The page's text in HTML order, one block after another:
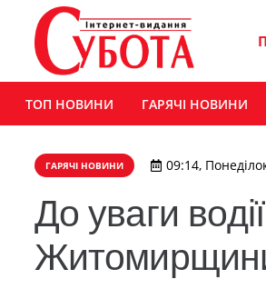
ТОП НОВИНИ ГАРЯЧІ НОВИНИ
ГАРЯЧІ НОВИНИ 09:14,
До уваги
Житомирщини